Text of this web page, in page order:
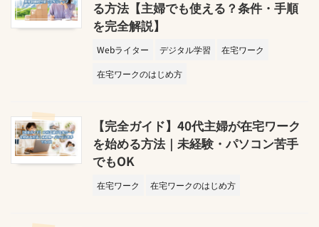
る方法【主婦でも使える？条件・手順
を完全解説】
Webライター デジタル学習
在宅ワーク
在宅ワークのはじめ方
【完全ガイド】40代主婦が在宅ワーク
を始める方法｜未経験・パソコン苦手
でもOK
在宅ワーク 在宅ワークのはじめ方